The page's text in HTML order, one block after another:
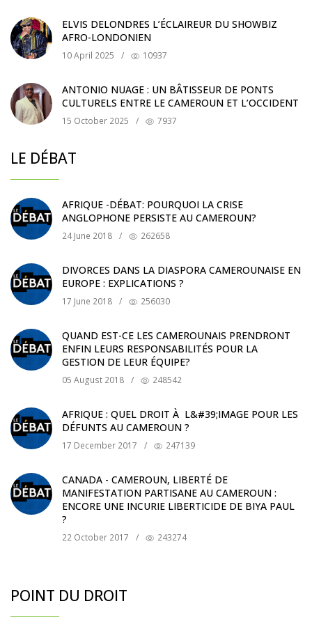
ELVIS DELONDRES L’ÉCLAIREUR DU SHOWBIZ
AFRO-LONDONIEN
10 April 2025 / 10937
ANTONIO NUAGE : UN BÂTISSEUR DE PONTS
CULTURELS ENTRE LE CAMEROUN ET L’OCCIDENT
15 October 2025 / 7937
LE DÉBAT
AFRIQUE -DÉBAT: POURQUOI LA CRISE
ANGLOPHONE PERSISTE AU CAMEROUN?
24 June 2018 / 262658
DIVORCES DANS LA DIASPORA CAMEROUNAISE EN
EUROPE : EXPLICATIONS ?
17 June 2018 / 256030
QUAND EST-CE LES CAMEROUNAIS PRENDRONT
ENFIN LEURS RESPONSABILITÉS POUR LA
GESTION DE LEUR ÉQUIPE?
05 August 2018 / 248542
AFRIQUE : QUEL DROIT À L&#39;IMAGE POUR LES
DÉFUNTS AU CAMEROUN ?
17 December 2017 / 247139
CANADA - CAMEROUN, LIBERTÉ DE
MANIFESTATION PARTISANE AU CAMEROUN :
ENCORE UNE INCURIE LIBERTICIDE DE BIYA PAUL
?
22 October 2017 / 243274
POINT DU DROIT